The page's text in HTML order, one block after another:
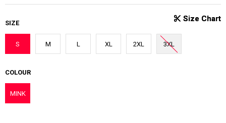
SIZE
S M L XL 2XL 3XL
COLOUR
MINK